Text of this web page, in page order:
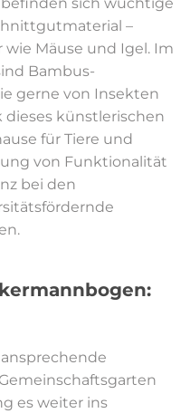
–
Mäuse und Igel. Im
Bambus-
gerne von Insekten
dieses künstlerischen
für Tiere und
von Funktionalität
bei den
es weiter ins